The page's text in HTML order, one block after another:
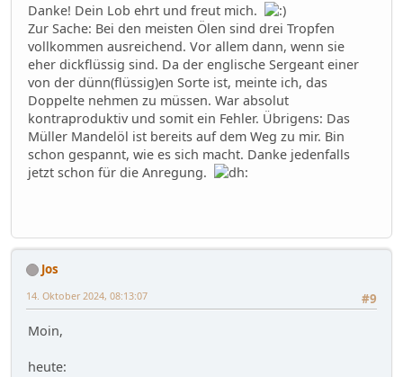
Danke! Dein Lob ehrt und freut mich.
Zur Sache: Bei den meisten Ölen sind drei Tropfen
vollkommen ausreichend. Vor allem dann, wenn sie
eher dickflüssig sind. Da der englische Sergeant einer
von der dünn(flüssig)en Sorte ist, meinte ich, das
Doppelte nehmen zu müssen. War absolut
kontraproduktiv und somit ein Fehler. Übrigens: Das
Müller Mandelöl ist bereits auf dem Weg zu mir. Bin
schon gespannt, wie es sich macht. Danke jedenfalls
jetzt schon für die Anregung.
Jos
#9
14. Oktober 2024, 08:13:07
Moin,
heute: